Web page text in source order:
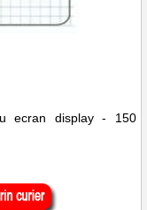
ecran display - 150